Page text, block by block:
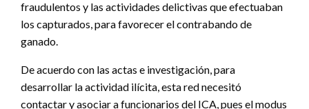
fraudulentos y las actividades delictivas que efectuaban
los capturados, para favorecer el contrabando de
ganado.
De acuerdo con las actas e investigación, para
desarrollar la actividad ilícita, esta red necesitó
contactar y asociar a funcionarios del ICA, pues el modus